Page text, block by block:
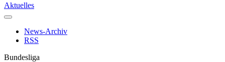
Aktuelles
News-Archiv
RSS
Bundesliga